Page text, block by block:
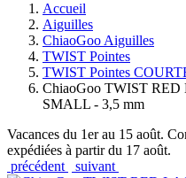
Accueil
Aiguilles
ChiaoGoo Aiguilles
TWIST Pointes
TWIST Pointes
ChiaoGoo TWIST RED
SMALL - 3,5 mm
Vacances du 1er au 15 août.
expédiées à partir du 17 août.
précédent
suivant